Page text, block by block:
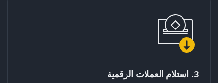
3. استلام العملات الرقمية